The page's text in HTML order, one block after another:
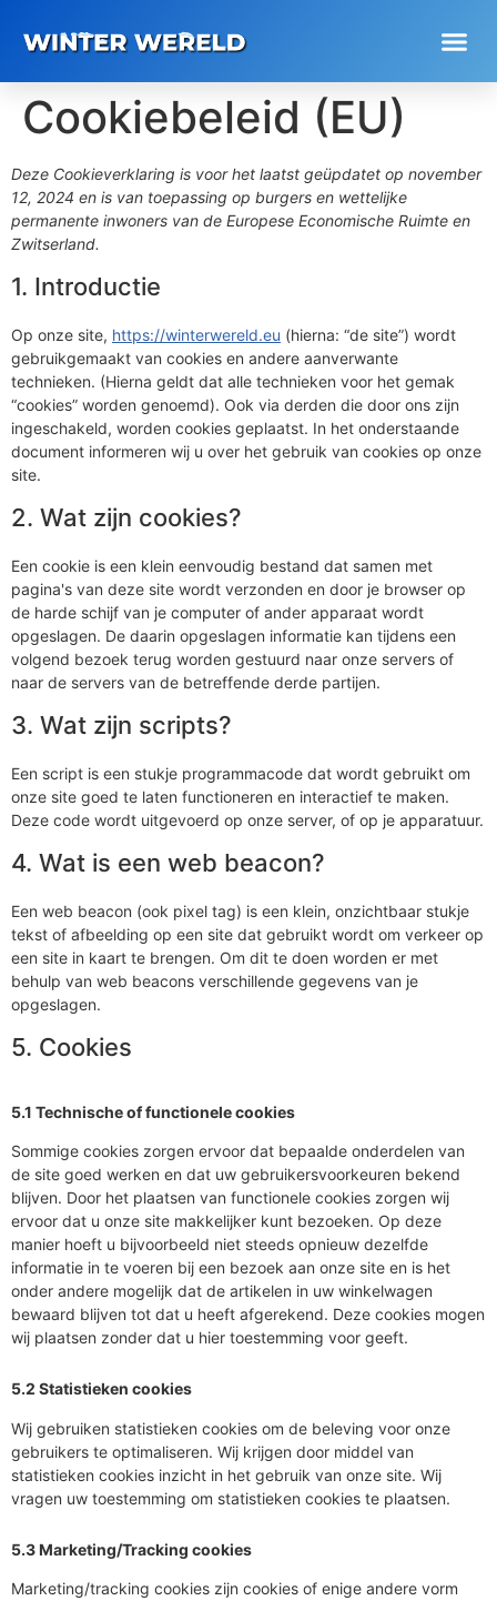
Cookiebeleid (EU)
Deze Cookieverklaring is voor het laatst geüpdatet op november
12, 2024 en is van toepassing op burgers en wettelijke
permanente inwoners van de Europese Economische Ruimte en
Zwitserland.
1. Introductie
Op onze site, https://winterwereld.eu (hierna: “de site”) wordt
gebruikgemaakt van cookies en andere aanverwante
technieken. (Hierna geldt dat alle technieken voor het gemak
“cookies” worden genoemd). Ook via derden die door ons zijn
ingeschakeld, worden cookies geplaatst. In het onderstaande
document informeren wij u over het gebruik van cookies op onze
site.
2. Wat zijn cookies?
Een cookie is een klein eenvoudig bestand dat samen met
pagina's van deze site wordt verzonden en door je browser op
de harde schijf van je computer of ander apparaat wordt
opgeslagen. De daarin opgeslagen informatie kan tijdens een
volgend bezoek terug worden gestuurd naar onze servers of
naar de servers van de betreffende derde partijen.
3. Wat zijn scripts?
Een script is een stukje programmacode dat wordt gebruikt om
onze site goed te laten functioneren en interactief te maken.
Deze code wordt uitgevoerd op onze server, of op je apparatuur.
4. Wat is een web beacon?
Een web beacon (ook pixel tag) is een klein, onzichtbaar stukje
tekst of afbeelding op een site dat gebruikt wordt om verkeer op
een site in kaart te brengen. Om dit te doen worden er met
behulp van web beacons verschillende gegevens van je
opgeslagen.
5. Cookies
5.1 Technische of functionele cookies
Sommige cookies zorgen ervoor dat bepaalde onderdelen van
de site goed werken en dat uw gebruikersvoorkeuren bekend
blijven. Door het plaatsen van functionele cookies zorgen wij
ervoor dat u onze site makkelijker kunt bezoeken. Op deze
manier hoeft u bijvoorbeeld niet steeds opnieuw dezelfde
informatie in te voeren bij een bezoek aan onze site en is het
onder andere mogelijk dat de artikelen in uw winkelwagen
bewaard blijven tot dat u heeft afgerekend. Deze cookies mogen
wij plaatsen zonder dat u hier toestemming voor geeft.
5.2 Statistieken cookies
Wij gebruiken statistieken cookies om de beleving voor onze
gebruikers te optimaliseren. Wij krijgen door middel van
statistieken cookies inzicht in het gebruik van onze site. Wij
vragen uw toestemming om statistieken cookies te plaatsen.
5.3 Marketing/Tracking cookies
Marketing/tracking cookies zijn cookies of enige andere vorm